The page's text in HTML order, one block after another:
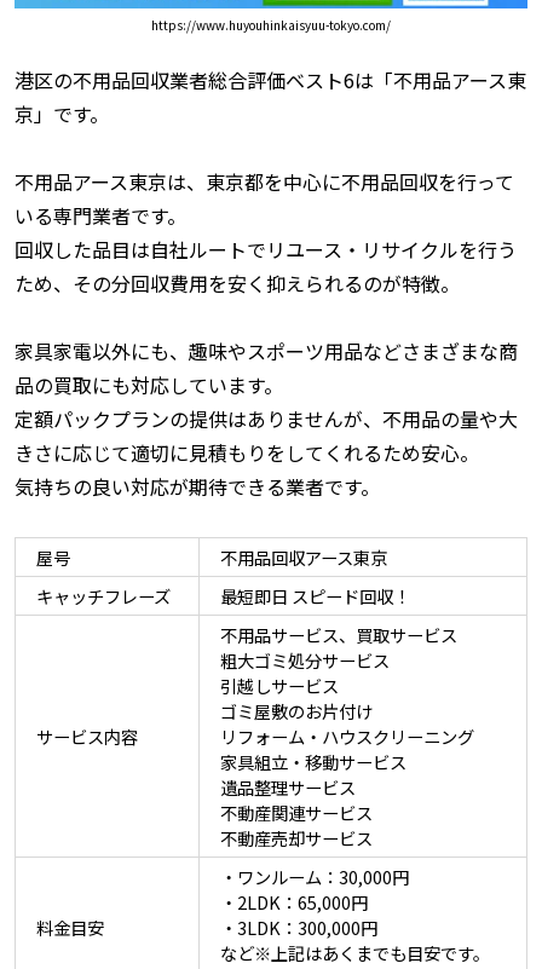
https://www.huyouhinkaisyuu-tokyo.com/
港区の不用品回収業者総合評価ベスト6は「不用品アース東
京」です。
不用品アース東京は、東京都を中心に不用品回収を行って
いる専門業者です。
回収した品目は自社ルートでリユース・リサイクルを行う
ため、その分回収費用を安く抑えられるのが特徴。
家具家電以外にも、趣味やスポーツ用品などさまざまな商
品の買取にも対応しています。
定額パックプランの提供はありませんが、不用品の量や大
きさに応じて適切に見積もりをしてくれるため安心。
気持ちの良い対応が期待できる業者です。
屋号
不用品回収アース東京
キャッチフレーズ
最短即日 スピード回収！
サービス内容
不用品サービス、買取サービス
粗大ゴミ処分サービス
引越しサービス
ゴミ屋敷のお片付け
リフォーム・ハウスクリーニング
家具組立・移動サービス
遺品整理サービス
不動産関連サービス
不動産売却サービス
料金目安
・ワンルーム：30,000円
・2LDK：65,000円
・3LDK：300,000円
など※上記はあくまでも目安です。